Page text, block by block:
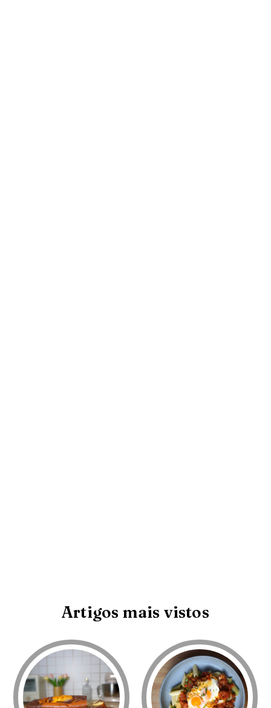
Artigos mais vistos